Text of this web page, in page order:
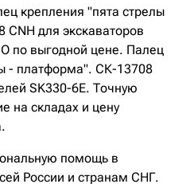
крепления "пята стрелы
для экскаваторов
по выгодной цене. Палец
- платформа". СК-13708
SK330-6E. Точную
на складах и цену
помощь в
России и странам СНГ.